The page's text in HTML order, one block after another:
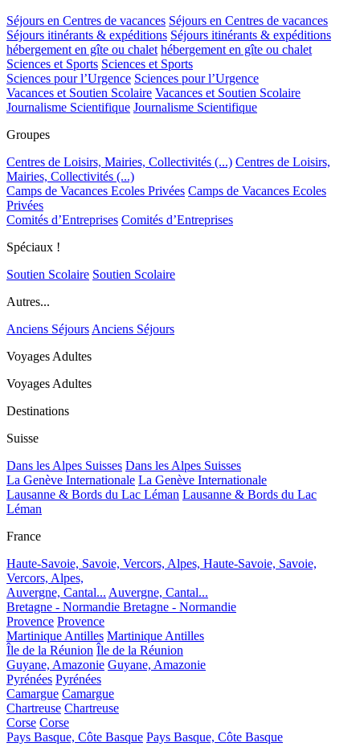
Séjours en Centres de vacances Séjours en Centres de vacances
Séjours itinérants & expéditions Séjours itinérants & expéditions
hébergement en gîte ou chalet hébergement en gîte ou chalet
Sciences et Sports Sciences et Sports
Sciences pour l’Urgence Sciences pour l’Urgence
Vacances et Soutien Scolaire Vacances et Soutien Scolaire
Journalisme Scientifique Journalisme Scientifique
Groupes
Centres de Loisirs, Mairies, Collectivités (...) Centres de Loisirs,
Mairies, Collectivités (...)
Camps de Vacances Ecoles Privées Camps de Vacances Ecoles
Privées
Comités d’Entreprises Comités d’Entreprises
Spéciaux !
Soutien Scolaire Soutien Scolaire
Autres...
Anciens Séjours Anciens Séjours
Voyages Adultes
Voyages Adultes
Destinations
Suisse
Dans les Alpes Suisses Dans les Alpes Suisses
La Genève Internationale La Genève Internationale
Lausanne & Bords du Lac Léman Lausanne & Bords du Lac
Léman
France
Haute-Savoie, Savoie, Vercors, Alpes, Haute-Savoie, Savoie,
Vercors, Alpes,
Auvergne, Cantal... Auvergne, Cantal...
Bretagne - Normandie Bretagne - Normandie
Provence Provence
Martinique Antilles Martinique Antilles
Île de la Réunion Île de la Réunion
Guyane, Amazonie Guyane, Amazonie
Pyrénées Pyrénées
Camargue Camargue
Chartreuse Chartreuse
Corse Corse
Pays Basque, Côte Basque Pays Basque, Côte Basque